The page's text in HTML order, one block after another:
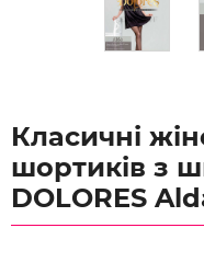
Класичні
шортиків з
DOLORES